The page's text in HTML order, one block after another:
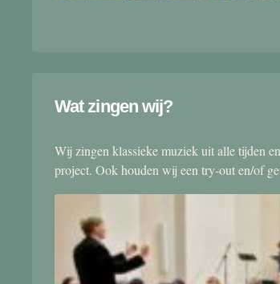
Wat zingen wij?
Wij zingen klassieke muziek uit alle tijden
project. Ook houden wij een try-out en/of